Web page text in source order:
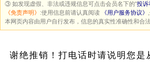
③ 如发现虚假、非法或违规信息可点击会员名下的“投诉
《免责声明》 :使用信息前请认真阅读 《用户服务协议》
本网页内容由用户自行发布，信息的真实性准确性和合
谢绝推销！打电话时请说明您是